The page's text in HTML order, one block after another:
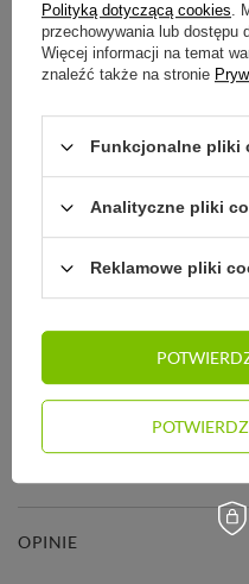
14dni na łatwy zwrot
Bezpieczne zakupy
SZCZEGÓŁOWE
DO POBRANIA
STREFA REKOMENDACJI
OPINIE
Polityką dotyczącą cookies.
przechowywania lub dostępu
Więcej informacji na temat
znaleźć także na stronie
Funkcjonalne pliki
Analityczne pliki
Reklamowe pliki